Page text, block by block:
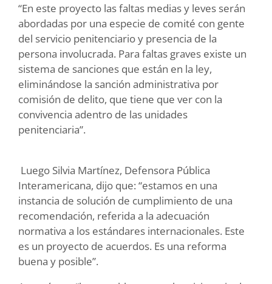
“En este proyecto las faltas medias y leves serán
abordadas por una especie de comité con gente
del servicio penitenciario y presencia de la
persona involucrada. Para faltas graves existe un
sistema de sanciones que están en la ley,
eliminándose la sanción administrativa por
comisión de delito, que tiene que ver con la
convivencia adentro de las unidades
penitenciaria”.
Luego Silvia Martínez, Defensora Pública
Interamericana, dijo que: “estamos en una
instancia de solución de cumplimiento de una
recomendación, referida a la adecuación
normativa a los estándares internacionales. Este
es un proyecto de acuerdos. Es una reforma
buena y posible”.